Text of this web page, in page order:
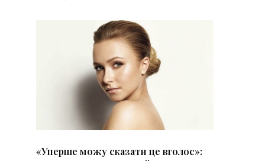
«Уперше можу сказати це вголос»: